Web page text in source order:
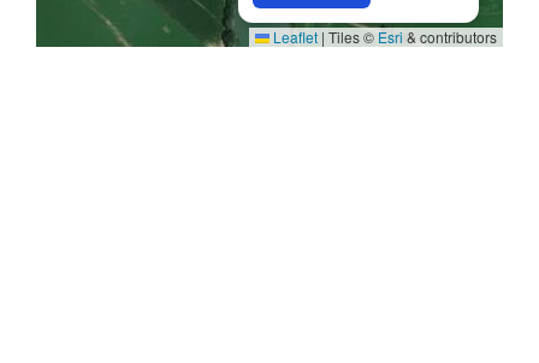
Leaflet | Tiles © Esri & contributors